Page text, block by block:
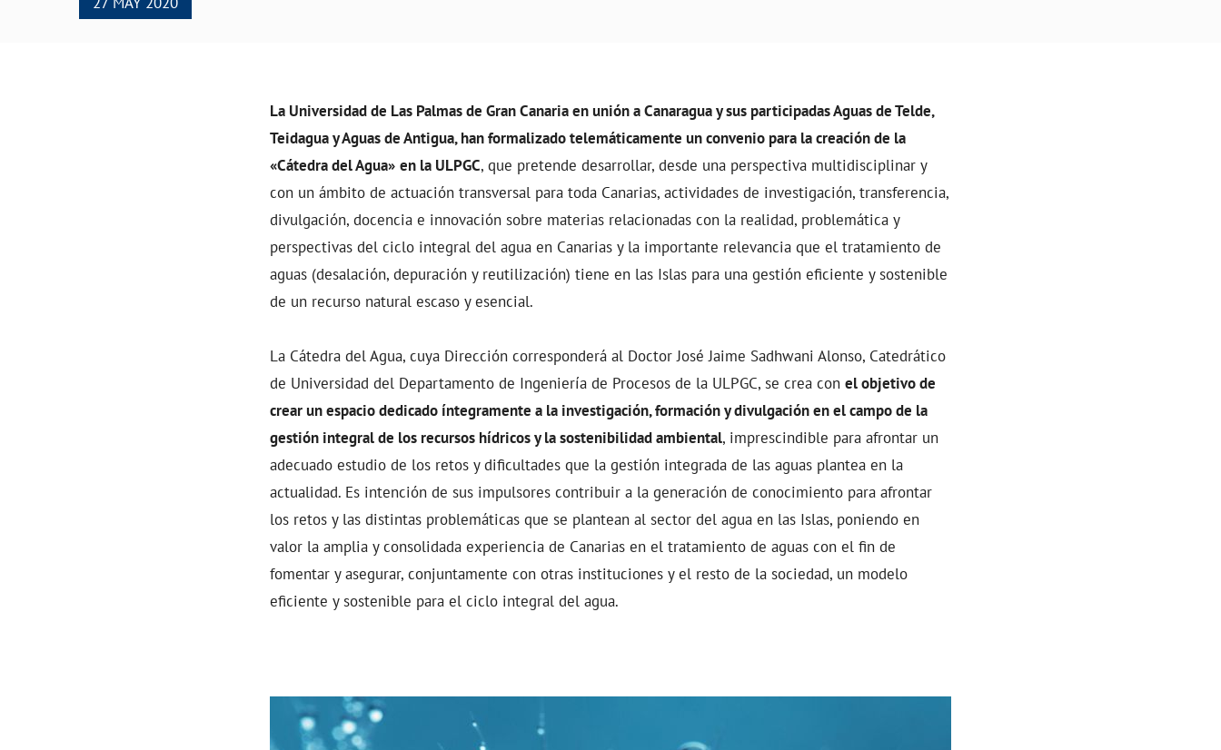
La Universidad de Las Palmas de Gran Canaria en unión a Canaragua y sus participadas Aguas de Telde,
Teidagua y Aguas de Antigua, han formalizado telemáticamente un convenio para la creación de la
«Cátedra del Agua» en la ULPGC, que pretende desarrollar, desde una perspectiva multidisciplinar y
con un ámbito de actuación transversal para toda Canarias, actividades de investigación, transferencia,
divulgación, docencia e innovación sobre materias relacionadas con la realidad, problemática y
perspectivas del ciclo integral del agua en Canarias y la importante relevancia que el tratamiento de
aguas (desalación, depuración y reutilización) tiene en las Islas para una gestión eficiente y sostenible
de un recurso natural escaso y esencial.
La Cátedra del Agua, cuya Dirección corresponderá al Doctor José Jaime Sadhwani Alonso, Catedrático
de Universidad del Departamento de Ingeniería de Procesos de la ULPGC, se crea con el objetivo de
crear un espacio dedicado íntegramente a la investigación, formación y divulgación en el campo de la
gestión integral de los recursos hídricos y la sostenibilidad ambiental, imprescindible para afrontar un
adecuado estudio de los retos y dificultades que la gestión integrada de las aguas plantea en la
actualidad. Es intención de sus impulsores contribuir a la generación de conocimiento para afrontar
los retos y las distintas problemáticas que se plantean al sector del agua en las Islas, poniendo en
valor la amplia y consolidada experiencia de Canarias en el tratamiento de aguas con el fin de
fomentar y asegurar, conjuntamente con otras instituciones y el resto de la sociedad, un modelo
eficiente y sostenible para el ciclo integral del agua.